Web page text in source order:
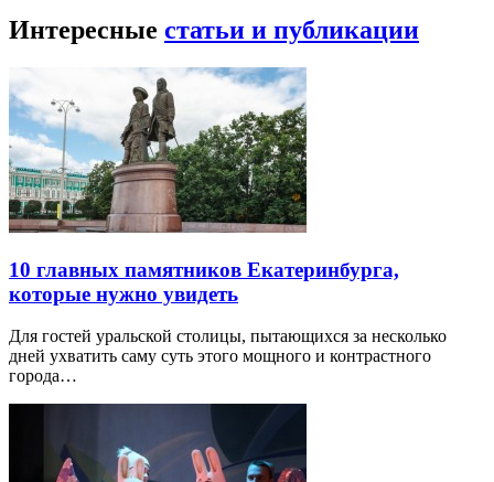
Интересные статьи и публикации
10 главных памятников Екатеринбурга,
которые нужно увидеть
Для гостей уральской столицы, пытающихся за несколько
дней ухватить саму суть этого мощного и контрастного
города…